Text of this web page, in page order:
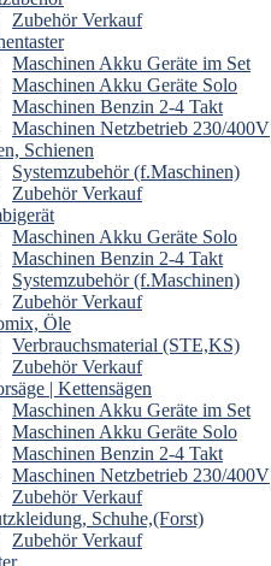
Zubehör Verkauf
Maschinen Akku Geräte im Set
Maschinen Akku Geräte Solo
Maschinen Benzin 2-4 Takt
Maschinen Netzbetrieb 230/400V
Schienen
Systemzubehör (f.Maschinen)
Zubehör Verkauf
Maschinen Akku Geräte Solo
Maschinen Benzin 2-4 Takt
Systemzubehör (f.Maschinen)
Zubehör Verkauf
Öle
Verbrauchsmaterial (STE,KS)
Zubehör Verkauf
| Kettensägen
Maschinen Akku Geräte im Set
Maschinen Akku Geräte Solo
Maschinen Benzin 2-4 Takt
Maschinen Netzbetrieb 230/400V
Zubehör Verkauf
Schuhe,(Forst)
Zubehör Verkauf